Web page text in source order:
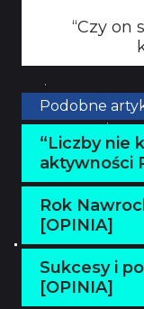
“Czy on
Podobne
“Liczby nie
aktywności
Rok
[OPINIA]
Sukcesy i
[OPINIA]